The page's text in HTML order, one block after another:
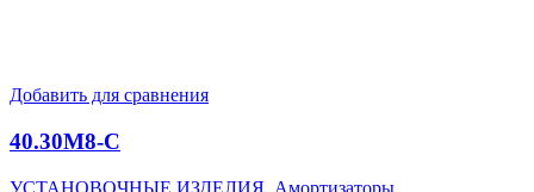
Добавить для сравнения
40.30M8-C
УСТАНОВОЧНЫЕ ИЗДЕЛИЯ, Амортизаторы